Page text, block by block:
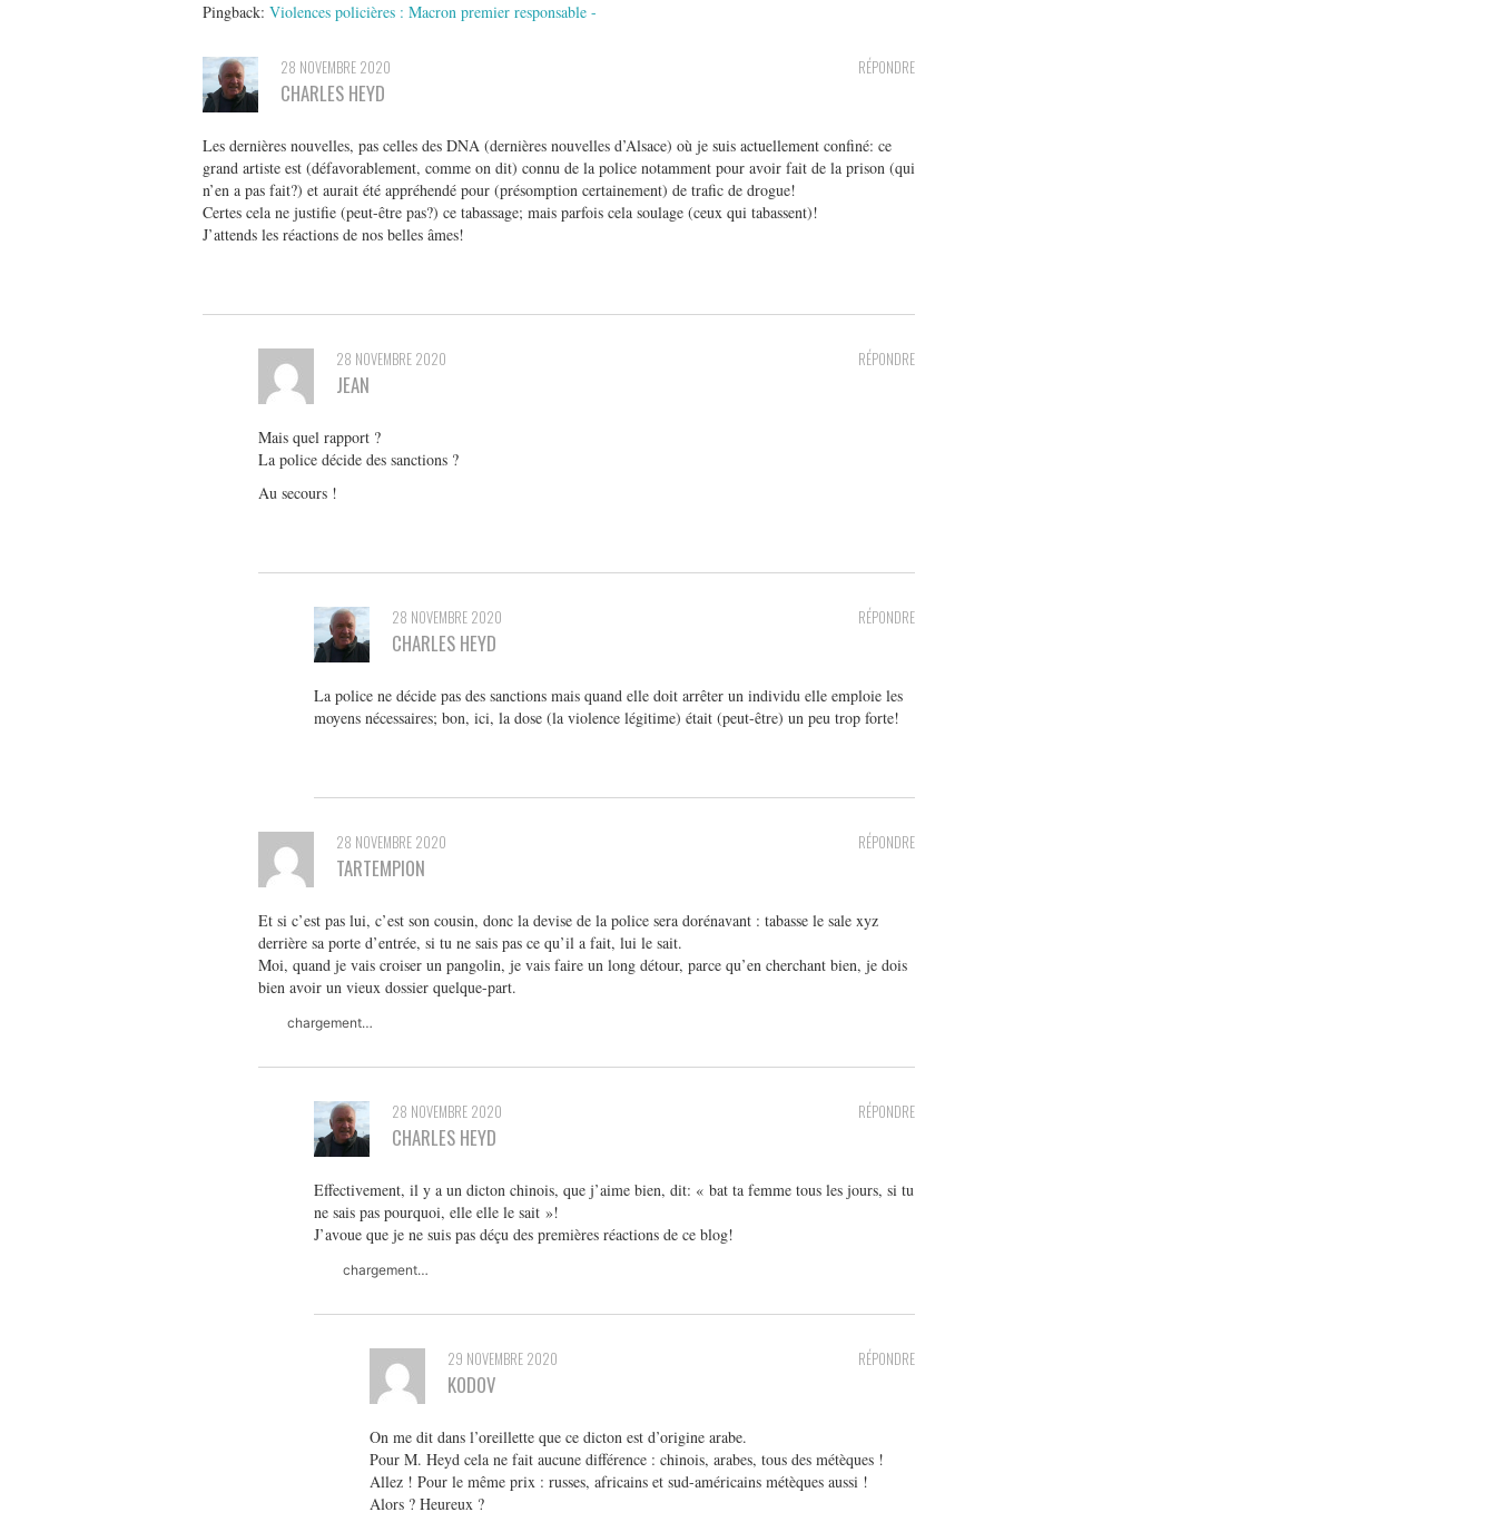
Pingback: Violences policières : Macron premier responsable -
RÉPONDRE
28 NOVEMBRE 2020
CHARLES HEYD
Les dernières nouvelles, pas celles des DNA (dernières nouvelles d’Alsace) où je suis actuellement confiné: ce
grand artiste est (défavorablement, comme on dit) connu de la police notamment pour avoir fait de la prison (qui
n’en a pas fait?) et aurait été appréhendé pour (présomption certainement) de trafic de drogue!
Certes cela ne justifie (peut-être pas?) ce tabassage; mais parfois cela soulage (ceux qui tabassent)!
J’attends les réactions de nos belles âmes!
RÉPONDRE
28 NOVEMBRE 2020
JEAN
Mais quel rapport ?
La police décide des sanctions ?
Au secours !
RÉPONDRE
28 NOVEMBRE 2020
CHARLES HEYD
La police ne décide pas des sanctions mais quand elle doit arrêter un individu elle emploie les
moyens nécessaires; bon, ici, la dose (la violence légitime) était (peut-être) un peu trop forte!
RÉPONDRE
28 NOVEMBRE 2020
TARTEMPION
Et si c’est pas lui, c’est son cousin, donc la devise de la police sera dorénavant : tabasse le sale xyz
derrière sa porte d’entrée, si tu ne sais pas ce qu’il a fait, lui le sait.
Moi, quand je vais croiser un pangolin, je vais faire un long détour, parce qu’en cherchant bien, je dois
bien avoir un vieux dossier quelque-part.
chargement…
RÉPONDRE
28 NOVEMBRE 2020
CHARLES HEYD
Effectivement, il y a un dicton chinois, que j’aime bien, dit: « bat ta femme tous les jours, si tu
ne sais pas pourquoi, elle elle le sait »!
J’avoue que je ne suis pas déçu des premières réactions de ce blog!
chargement…
RÉPONDRE
29 NOVEMBRE 2020
KODOV
On me dit dans l’oreillette que ce dicton est d’origine arabe.
Pour M. Heyd cela ne fait aucune différence : chinois, arabes, tous des métèques !
Allez ! Pour le même prix : russes, africains et sud-américains métèques aussi !
Alors ? Heureux ?